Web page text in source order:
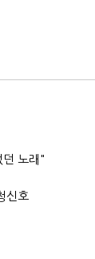
노래"
신호